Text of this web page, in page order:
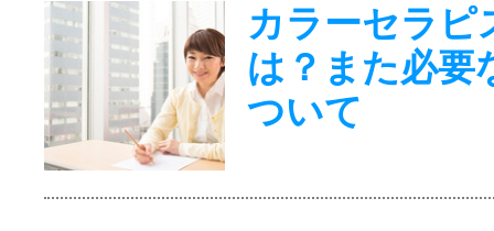
カラーセラピ
は？また必要
ついて